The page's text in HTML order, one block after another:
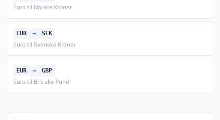
Euro til Norske Kroner
EUR → SEK
Euro til Svenske Kroner
EUR → GBP
Euro til Britiske Pund